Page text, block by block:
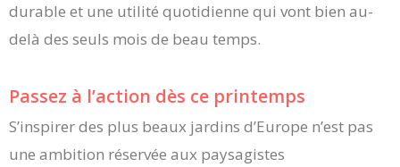
durable et une utilité quotidienne qui vont bien au-
delà des seuls mois de beau temps.
Passez à l’action dès ce printemps
S’inspirer des plus beaux jardins d’Europe n’est pas
une ambition réservée aux paysagistes